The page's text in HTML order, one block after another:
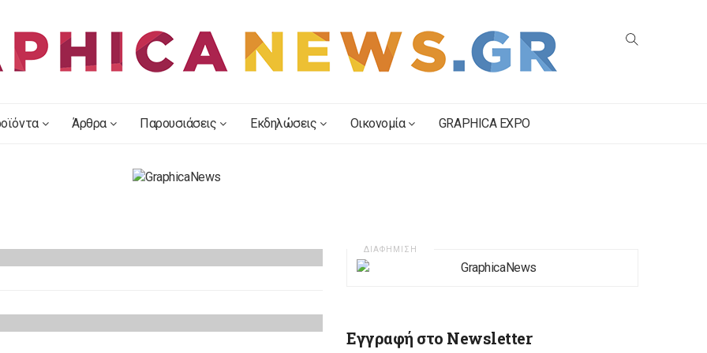
Άρθρα Παρουσιάσεις Εκδηλώσεις Οικονομία GRAPHICA EXPO
οι τέχνες του»
GRAPHICA EXPO: "The
ΔΙΑΦΗΜΙΣΗ
Εγγραφή στο Newsletter